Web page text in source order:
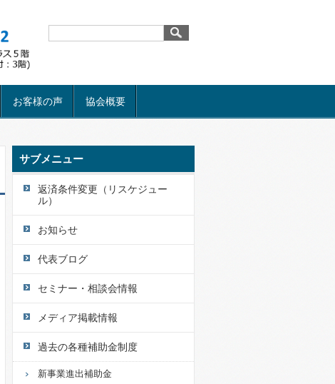
お客様の声 協会概要
サブメニュー
返済条件変更（リスケジュー
ル）
お知らせ
代表ブログ
セミナー・相談会情報
メディア掲載情報
過去の各種補助金制度
新事業進出補助金